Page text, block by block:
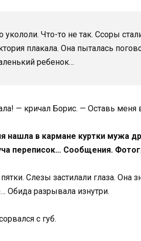
укололи. Что-то не так. Ссоры
плакала. Она пыталась
ребенок…
— кричал Борис. — Оставь меня
нашла в кармане куртки мужа
переписок… Сообщения.
Слезы застилали глаза. Она
Обида разрывала изнутри.
с губ.